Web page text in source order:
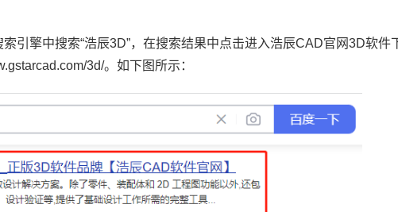
引擎中搜索“浩辰3D”，在搜索结果中点击进入浩辰CAD官网3D软件
3d/。如下图所示：